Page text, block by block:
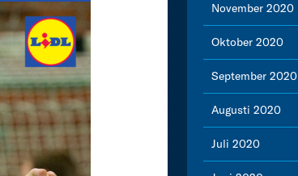
November 2020
Oktober 2020
September 2020
Augusti 2020
Juli 2020